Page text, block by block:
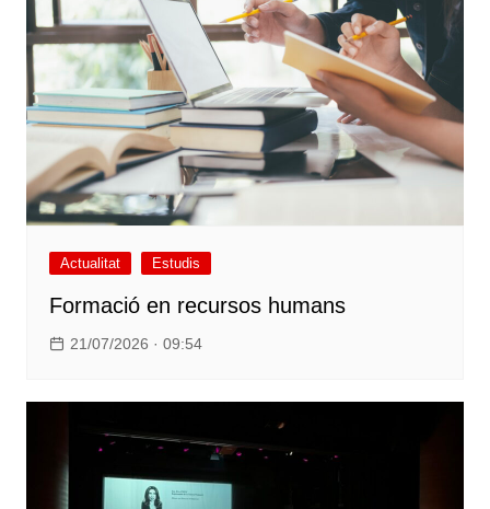
Actualitat Estudis
Formació en recursos humans
21/07/2026 · 09:54